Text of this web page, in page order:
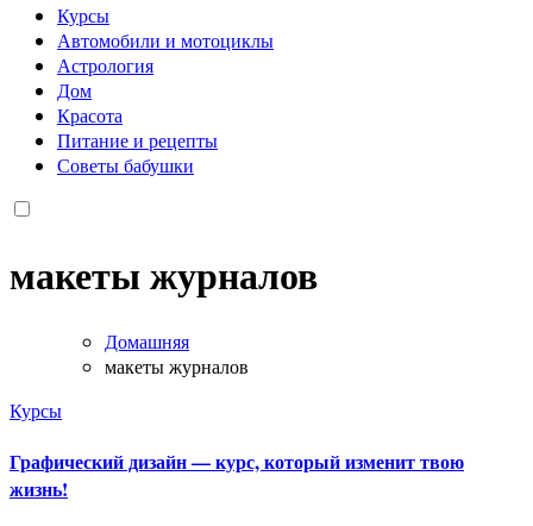
Курсы
Автомобили и мотоциклы
Астрология
Дом
Красота
Питание и рецепты
Советы бабушки
макеты журналов
Домашняя
макеты журналов
Курсы
Графический дизайн — курс, который изменит твою
жизнь!